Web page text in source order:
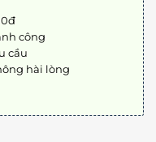
công
cầu
hài lòng